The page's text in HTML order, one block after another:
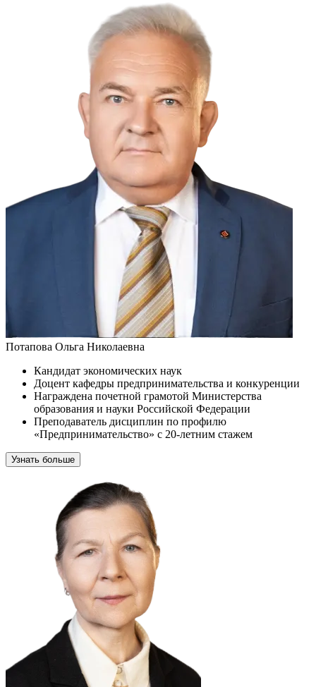
Потапова Ольга Николаевна
Кандидат экономических наук
Доцент кафедры предпринимательства и конкуренции
Награждена почетной грамотой Министерства
образования и науки Российской Федерации
Преподаватель дисциплин по профилю
«Предпринимательство» с 20-летним стажем
Узнать больше